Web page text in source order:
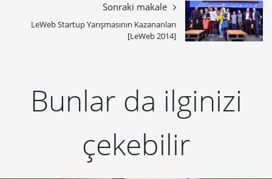
Sonraki makale
LeWeb Startup Yarışmasının Kazananları
[LeWeb 2014]
Bunlar da ilginizi
çekebilir